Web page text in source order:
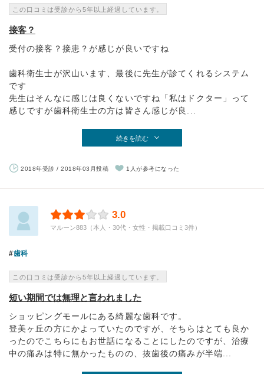
この口コミは受診から5年以上経過しています。
接客？
受付の接客？接患？が感じが良いですね
歯科衛生士が沢山います、最後に先生が診てくれるシステム
です
先生はそんなに感じは良くないですね「私はドクター」って
感じですが歯科衛生士の方は皆さん感じが良...
続きを読む
2018年受診 / 2018年03月投稿 1人が参考になった
3.0
マルーン883（本人・30代・女性・掲載口コミ3件）
歯科
この口コミは受診から5年以上経過しています。
短い期間では無理と言われました
ショッピングモールにある綺麗な歯科です。
登美ヶ丘の方にかよっていたのですが、そちらはとても良か
ったのでこちらにもお世話になることにしたのですが、治療
中の痛みは特に無かったものの、抜歯後の痛みが半端...